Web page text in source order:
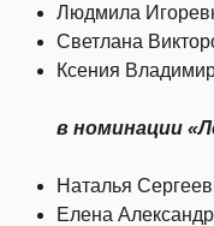
Людмила
Светлана
Ксения
в номинации
Наталья
Елена